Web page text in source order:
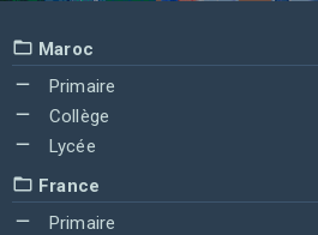
Maroc
Primaire
Collège
Lycée
France
Primaire